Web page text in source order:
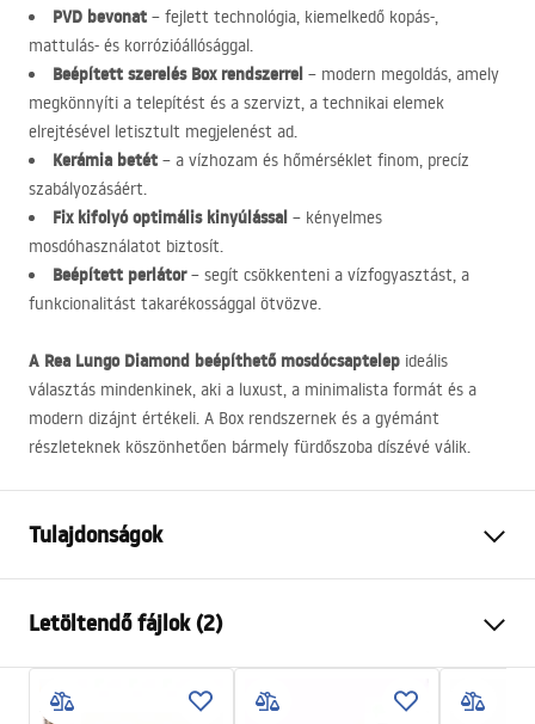
PVD bevonat – fejlett technológia, kiemelkedő kopás-,
mattulás- és korrózióállósággal.
Beépített szerelés Box rendszerrel – modern megoldás, amely
megkönnyíti a telepítést és a szervizt, a technikai elemek
elrejtésével letisztult megjelenést ad.
Kerámia betét – a vízhozam és hőmérséklet finom, precíz
szabályozásáért.
Fix kifolyó optimális kinyúlással – kényelmes
mosdóhasználatot biztosít.
Beépített perlátor– segít csökkenteni a vízfogyasztást, a
funkcionalitást takarékossággal ötvözve.
A Rea Lungo Diamond beépíthető mosdócsaptelep ideális
választás mindenkinek, aki a luxust, a minimalista formát és a
modern dizájnt értékeli. A Box rendszernek és a gyémánt
részleteknek köszönhetően bármely fürdőszoba díszévé válik.
Tulajdonságok
Felszerelés
Szín
Réz
Kifolyócső típusa
Fix
Letöltendő fájlok (2)
Instrukcja montażu